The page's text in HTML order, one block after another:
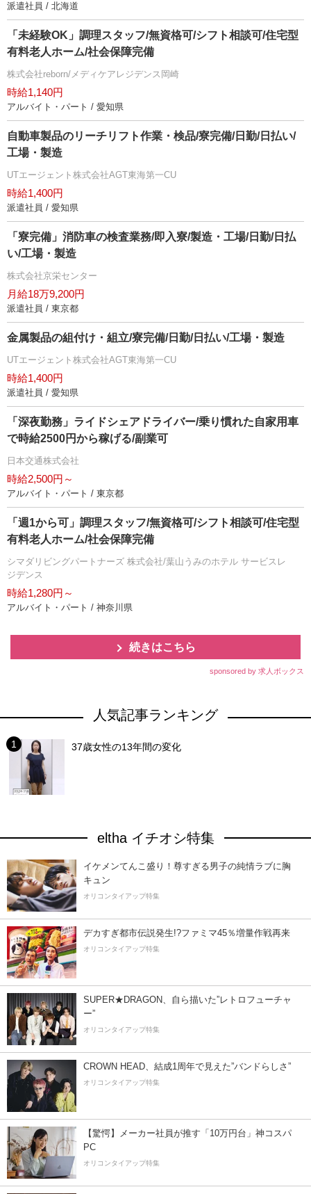
派遣社員 / 北海道
「未経験OK」調理スタッフ/無資格可/シフト相談可/住宅型
有料老人ホーム/社会保障完備
株式会社reborn/メディケアレジデンス岡崎
時給1,140円
アルバイト・パート / 愛知県
自動車製品のリーチリフト作業・検品/寮完備/日勤/日払い/
工場・製造
UTエージェント株式会社AGT東海第一CU
時給1,400円
派遣社員 / 愛知県
「寮完備」消防車の検査業務/即入寮/製造・工場/日勤/日払
い/工場・製造
株式会社京栄センター
月給18万9,200円
派遣社員 / 東京都
金属製品の組付け・組立/寮完備/日勤/日払い/工場・製造
UTエージェント株式会社AGT東海第一CU
時給1,400円
派遣社員 / 愛知県
「深夜勤務」ライドシェアドライバー/乗り慣れた自家用車
で時給2500円から稼げる/副業可
日本交通株式会社
時給2,500円～
アルバイト・パート / 東京都
「週1から可」調理スタッフ/無資格可/シフト相談可/住宅型
有料老人ホーム/社会保障完備
シマダリビングパートナーズ 株式会社/葉山うみのホテル サービスレ
ジデンス
時給1,280円～
アルバイト・パート / 神奈川県
続きはこちら
sponsored by 求人ボックス
人気記事ランキング
37歳女性の13年間の変化
eltha イチオシ特集
イケメンてんこ盛り！尊すぎる男子の純情ラブに胸
キュン
オリコンタイアップ特集
デカすぎ都市伝説発生!?ファミマ45％増量作戦再来
オリコンタイアップ特集
SUPER★DRAGON、自ら描いた”レトロフューチャ
ー”
オリコンタイアップ特集
CROWN HEAD、結成1周年で見えた”バンドらしさ”
オリコンタイアップ特集
【驚愕】メーカー社員が推す「10万円台」神コスパ
PC
オリコンタイアップ特集